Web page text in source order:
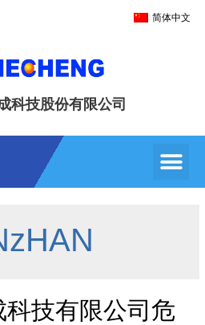
简体中文
科技股份有限公司
技有限公司危